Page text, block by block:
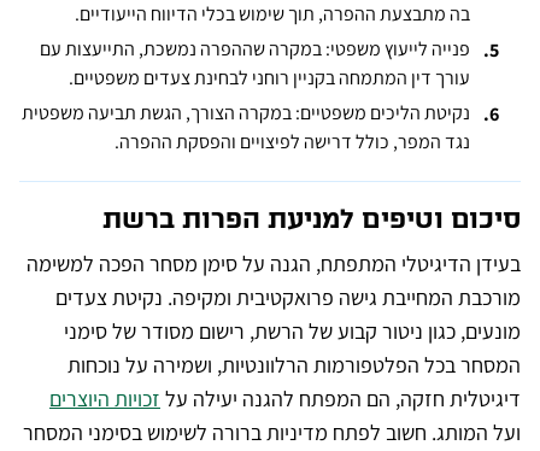
בה מתבצעת ההפרה, תוך שימוש בכלי הדיווח הייעודיים.
פנייה לייעוץ משפטי: במקרה שההפרה נמשכת, התייעצות עם
עורך דין המתמחה בקניין רוחני לבחינת צעדים משפטיים.
נקיטת הליכים משפטיים: במקרה הצורך, הגשת תביעה משפטית
נגד המפר, כולל דרישה לפיצויים והפסקת ההפרה.
סיכום וטיפים למניעת הפרות ברשת
בעידן הדיגיטלי המתפתח, הגנה על סימן מסחר הפכה למשימה
מורכבת המחייבת גישה פרואקטיבית ומקיפה. נקיטת צעדים
מונעים, כגון ניטור קבוע של הרשת, רישום מסודר של סימני
המסחר בכל הפלטפורמות הרלוונטיות, ושמירה על נוכחות
דיגיטלית חזקה, הם המפתח להגנה יעילה על זכויות היוצרים
ועל המותג. חשוב לפתח מדיניות ברורה לשימוש בסימני המסחר